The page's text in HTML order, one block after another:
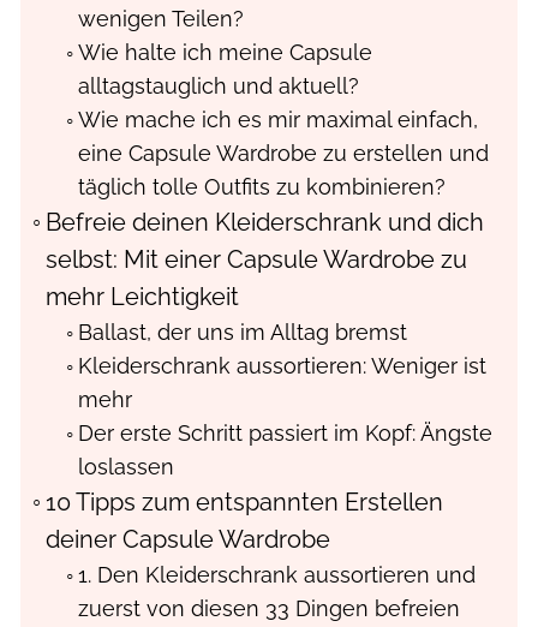
wenigen Teilen?
Wie halte ich meine Capsule
alltagstauglich und aktuell?
Wie mache ich es mir maximal einfach,
eine Capsule Wardrobe zu erstellen und
täglich tolle Outfits zu kombinieren?
Befreie deinen Kleiderschrank und dich
selbst: Mit einer Capsule Wardrobe zu
mehr Leichtigkeit
Ballast, der uns im Alltag bremst
Kleiderschrank aussortieren: Weniger ist
mehr
Der erste Schritt passiert im Kopf: Ängste
loslassen
10 Tipps zum entspannten Erstellen
deiner Capsule Wardrobe
1. Den Kleiderschrank aussortieren und
zuerst von diesen 33 Dingen befreien